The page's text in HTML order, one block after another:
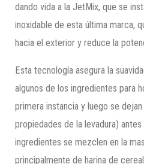
dando vida a la JetMix, que se
inoxidable de esta última marca,
hacia el exterior y reduce la
Esta tecnología asegura la
algunos de los ingredientes para
primera instancia y luego se
propiedades de la levadura)
ingredientes se mezclen en la
principalmente de harina de